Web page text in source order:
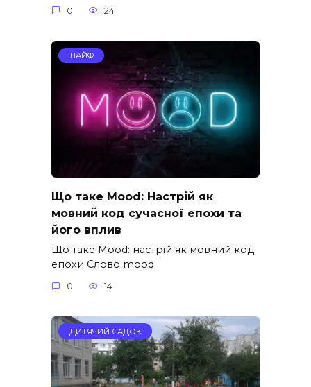
0 24
ЛАЙФ
Що таке Mood: Настрій як
мовний код сучасної епохи та
його вплив
Що таке Mood: настрій як мовний код
епохи Слово mood
0 14
ДИТЯЧИЙ САДОК